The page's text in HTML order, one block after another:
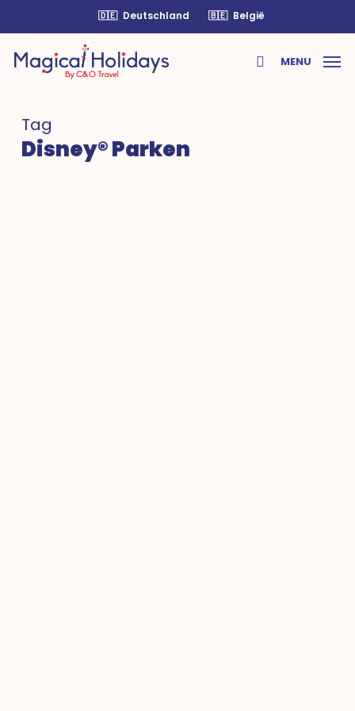
main
content
🇩🇪 Deutschland 🇧🇪 België
search
MENU
Tag
Disney® Parken